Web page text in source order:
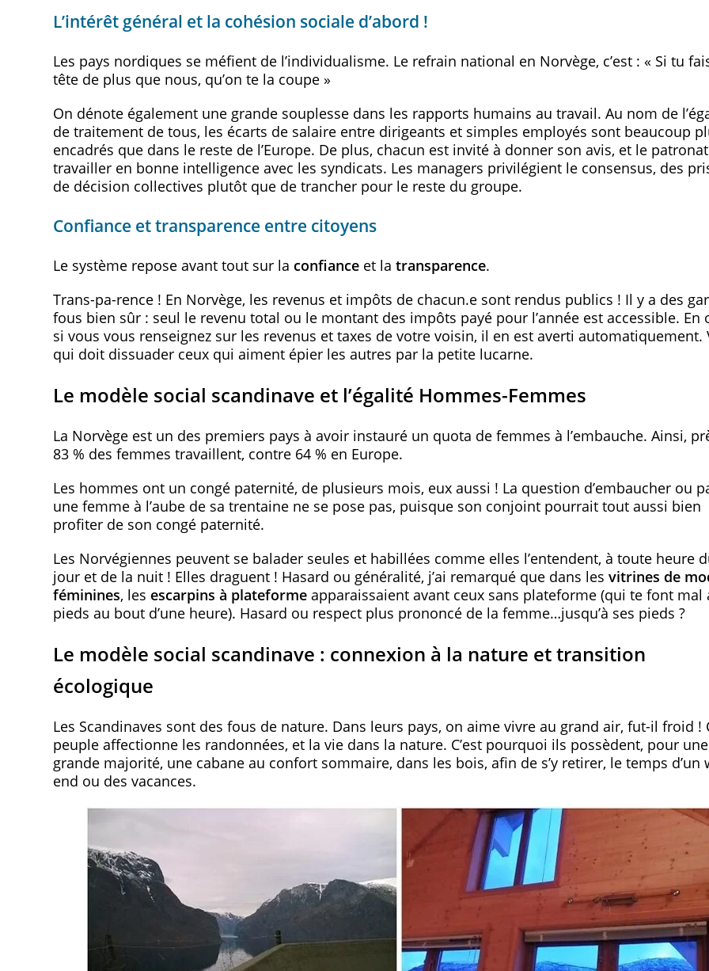
L’intérêt général et la cohésion sociale d’abord !
Les pays nordiques se méfient de l’individualisme. Le refrain national en Norvège, c’est : « Si tu
tête de plus que nous, qu’on te la coupe »
On dénote également une grande souplesse dans les rapports humains au travail. Au nom de
de traitement de tous, les écarts de salaire entre dirigeants et simples employés sont beaucoup
encadrés que dans le reste de l’Europe. De plus, chacun est invité à donner son avis, et le
travailler en bonne intelligence avec les syndicats. Les managers privilégient le consensus, des
de décision collectives plutôt que de trancher pour le reste du groupe.
Confiance et transparence entre citoyens
Le système repose avant tout sur la confiance et latransparence.
Trans-pa-rence ! En Norvège, les revenus et impôts de chacun.e sont rendus publics ! Il y a des
fous bien sûr : seul le revenu total ou le montant des impôts payé pour l’année est accessible. En
si vous vous renseignez sur les revenus et taxes de votre voisin, il en est averti automatiquement.
qui doit dissuader ceux qui aiment épier les autres par la petite lucarne.
Le modèle social scandinave et l’égalité Hommes-Femmes
La Norvège est un des premiers pays à avoir instauré un quota de femmes à l’embauche. Ainsi,
83 % des femmes travaillent, contre 64 % en Europe.
Les hommes ont un congé paternité, de plusieurs mois, eux aussi ! La question d’embaucher ou
une femme à l’aube de sa trentaine ne se pose pas, puisque son conjoint pourrait tout aussi bien
profiter de son congé paternité.
Les Norvégiennes peuvent se balader seules et habillées comme elles l’entendent, à toute heure
jour et de la nuit ! Elles draguent ! Hasard ou généralité, j’ai remarqué que dans lesvitrines de
féminines, les escarpins à plateforme apparaissaient avant ceux sans plateforme (qui te font mal
pieds au bout d’une heure). Hasard ou respect plus prononcé de la femme…jusqu’à ses pieds ?
Le modèle social scandinave : connexion à la nature et transition
écologique
Les Scandinaves sont des fous de nature. Dans leurs pays, on aime vivre au grand air, fut-il froid !
peuple affectionne les randonnées, et la vie dans la nature. C’est pourquoi ils possèdent, pour une
grande majorité, une cabane au confort sommaire, dans les bois, afin de s’y retirer, le temps d’un
end ou des vacances.